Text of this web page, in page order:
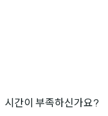
시간이 부족하신가요?